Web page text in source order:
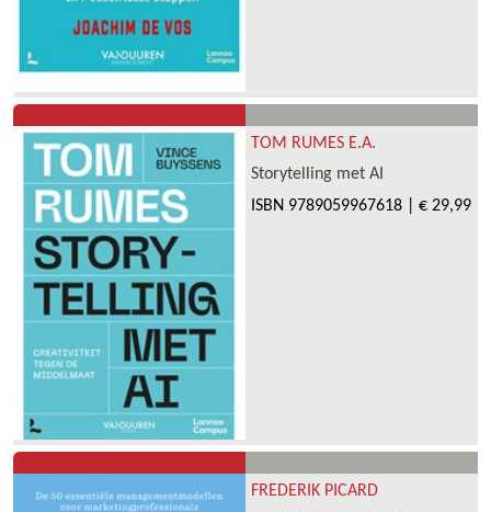
TOM RUMES E.A.
Storytelling met AI
ISBN 9789059967618 € 29,99
FREDERIK PICARD